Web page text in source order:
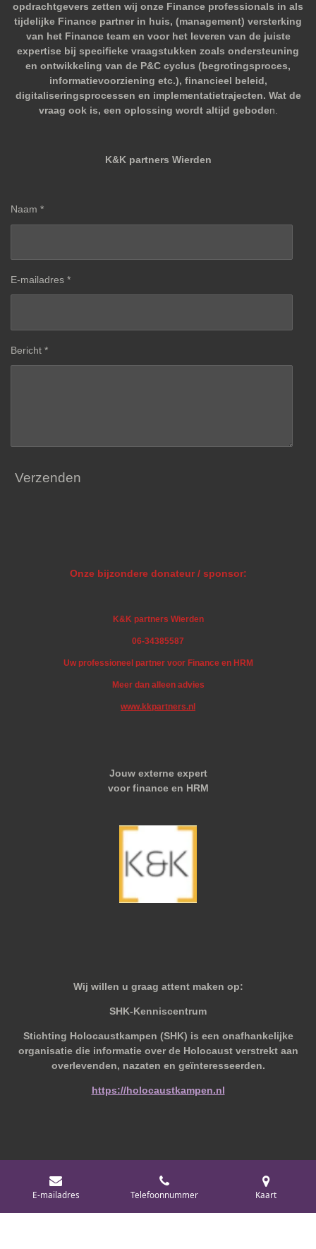
opdrachtgevers zetten wij onze Finance professionals in als
tijdelijke Finance partner in huis, (management) versterking
van het Finance team en voor het leveren van de juiste
expertise bij specifieke vraagstukken zoals ondersteuning
en ontwikkeling van de P&C cyclus (begrotingsproces,
informatievoorziening etc.), financieel beleid,
digitaliseringsprocessen en implementatietrajecten. Wat de
vraag ook is, een oplossing wordt altijd geboden.
K&K partners Wierden
Naam *
E-mailadres *
Bericht *
Verzenden
Onze bijzondere donateur / sponsor:
K&K partners Wierden
06-34385587
Uw professioneel partner voor Finance en HRM
Meer dan alleen advies
www.kkpartners.nl
Jouw externe expert
voor finance en HRM
Wij willen u graag attent maken op:
SHK-Kenniscentrum
Stichting Holocaustkampen (SHK) is een onafhankelijke
organisatie die informatie over de Holocaust verstrekt aan
overlevenden, nazaten en geïnteresseerden.
https://holocaustkampen.nl
© 2019 - 2026 Behoudvanoud
Powered byJouwWeb
E-mailadres Telefoonnummer Kaart